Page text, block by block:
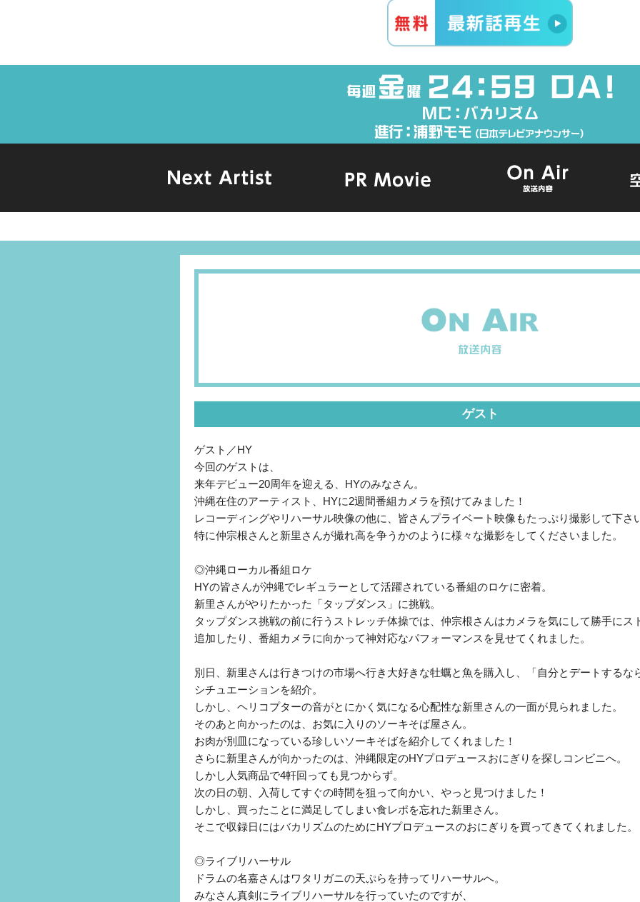
ゲスト
ゲスト／HY
今回のゲストは、
来年デビュー20周年を迎える、HYのみなさん。
沖縄在住のアーティスト、HYに2週間番組カメラを預けてみました！
レコーディングやリハーサル映像の他に、皆さんプライベート映像もたっぷり撮影して下さ
特に仲宗根さんと新里さんが撮れ高を争うかのように様々な撮影をしてくださいました。
◎沖縄ローカル番組ロケ
HYの皆さんが沖縄でレギュラーとして活躍されている番組のロケに密着。
新里さんがやりたかった「タップダンス」に挑戦。
タップダンス挑戦の前に行うストレッチ体操では、仲宗根さんはカメラを気にして勝手にス
追加したり、番組カメラに向かって神対応なパフォーマンスを見せてくれました。
別日、新里さんは行きつけの市場へ行き大好きな牡蠣と魚を購入し、「自分とデートするな
シチュエーションを紹介。
しかし、ヘリコプターの音がとにかく気になる心配性な新里さんの一面が見られました。
そのあと向かったのは、お気に入りのソーキそば屋さん。
お肉が別皿になっている珍しいソーキそばを紹介してくれました！
さらに新里さんが向かったのは、沖縄限定のHYプロデュースおにぎりを探しコンビニへ。
しかし人気商品で4軒回っても見つからず。
次の日の朝、入荷してすぐの時間を狙って向かい、やっと見つけました！
しかし、買ったことに満足してしまい食レポを忘れた新里さん。
そこで収録日にはバカリズムのためにHYプロデュースのおにぎりを買ってきてくれました。
◎ライブリハーサル
ドラムの名嘉さんはワタリガニの天ぷらを持ってリハーサルへ。
みなさん真剣にライブリハーサルを行っていたのですが、